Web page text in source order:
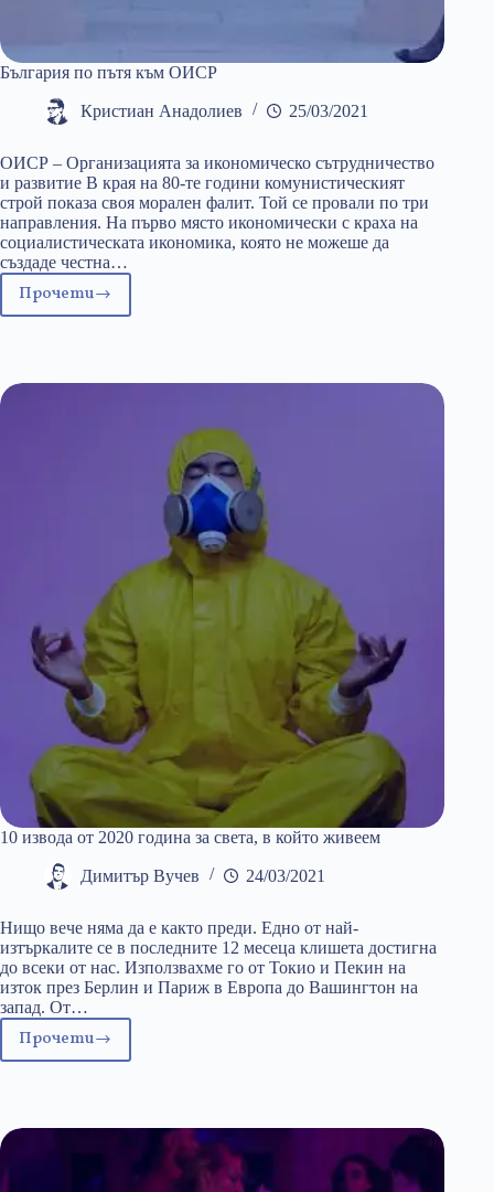
България по пътя към ОИСР
Кристиан Анадолиев 25/03/2021
ОИСР – Организацията за икономическо сътрудничество
и развитие В края на 80-те години комунистическият
строй показа своя морален фалит. Той се провали по три
направления. На първо място икономически с краха на
социалистическата икономика, която не можеше да
създаде честна…
ПрочетиБългария
10 извода от 2020 година за света, в който живеем
Димитър Вучев 24/03/2021
Нищо вече няма да е както преди. Едно от най-
изтъркалите се в последните 12 месеца клишета достигна
до всеки от нас. Използвахме го от Токио и Пекин на
изток през Берлин и Париж в Европа до Вашингтон на
запад. От…
Прочети
10